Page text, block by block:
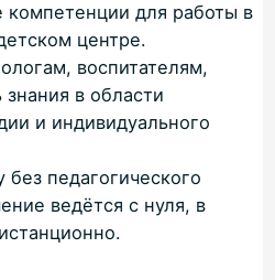
компетенции для работы в
центре.
воспитателям,
в области
и индивидуального
педагогического
ведётся с нуля, в